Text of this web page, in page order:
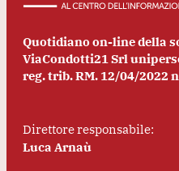
Quotidiano on-line della
ViaCondotti21 Srl
reg. trib. RM. 12/04/2022
Direttore responsabile:
Luca Arnaù